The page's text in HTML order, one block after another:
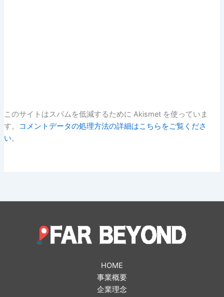
このサイトはスパムを低減するために Akismet を使っていま
す。
コメントデータの処理方法の詳細はこちらをご覧くださ
い。
HOME
事業概要
企業理念